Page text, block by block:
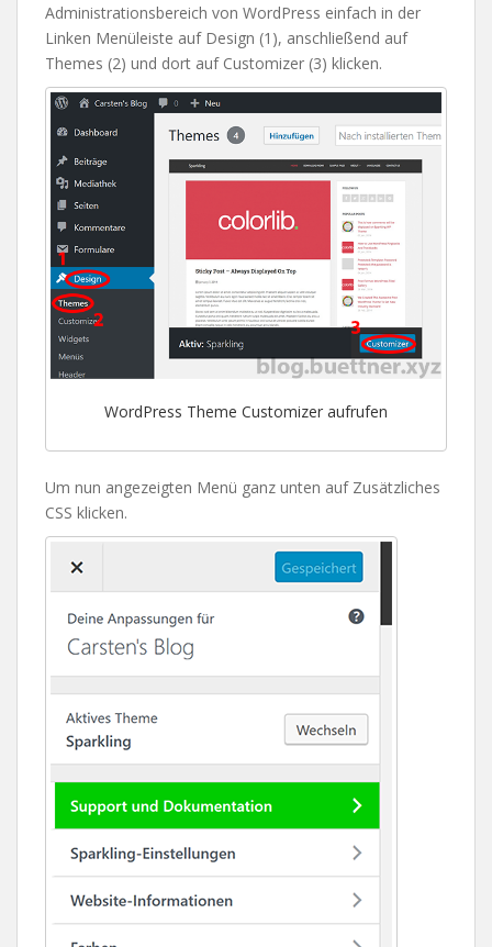
Administrationsbereich von WordPress einfach in der
Linken Menüleiste auf Design (1), anschließend auf
Themes (2) und dort auf Customizer (3) klicken.
WordPress Theme Customizer aufrufen
Um nun angezeigten Menü ganz unten auf Zusätzliches
CSS klicken.